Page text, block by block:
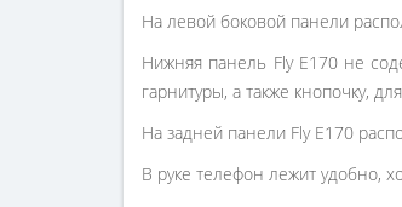
На левой боковой панели
Нижняя панель Fly E170 не
гарнитуры, а также кнопочку,
На задней панели Fly E170
В руке телефон лежит удобно,